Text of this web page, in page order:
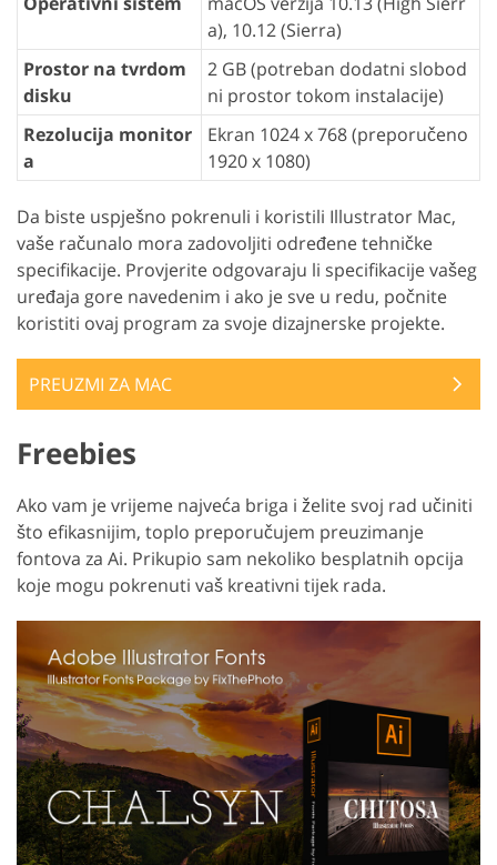
a), 10.12 (Sierra)
Prostor na tvrdom
disku
2 GB (potreban dodatni slobod
ni prostor tokom instalacije)
Rezolucija monitor
a
Ekran 1024 x 768 (preporučeno
1920 x 1080)
Da biste uspješno pokrenuli i koristili Illustrator Mac,
vaše računalo mora zadovoljiti određene tehničke
specifikacije. Provjerite odgovaraju li specifikacije vašeg
uređaja gore navedenim i ako je sve u redu, počnite
koristiti ovaj program za svoje dizajnerske projekte.
PREUZMI ZA MAC
Freebies
Ako vam je vrijeme najveća briga i želite svoj rad učiniti
što efikasnijim, toplo preporučujem preuzimanje
fontova za Ai. Prikupio sam nekoliko besplatnih opcija
koje mogu pokrenuti vaš kreativni tijek rada.